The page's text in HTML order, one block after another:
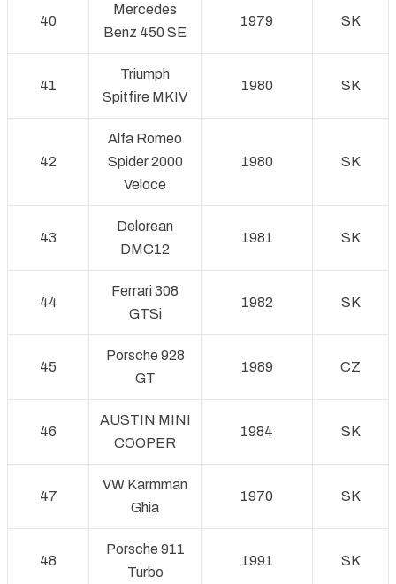
40
Mercedes
Benz 450 SE
1979 SK
41
Triumph
Spitfire MKIV
1980 SK
42
Alfa Romeo
Spider 2000
Veloce
1980 SK
43
Delorean
DMC12
1981 SK
44
Ferrari 308
GTSi
1982 SK
45
Porsche 928
GT
1989 CZ
46
AUSTIN MINI
COOPER
1984 SK
47
VW Karmman
Ghia
1970 SK
48
Porsche 911
Turbo
1991 SK